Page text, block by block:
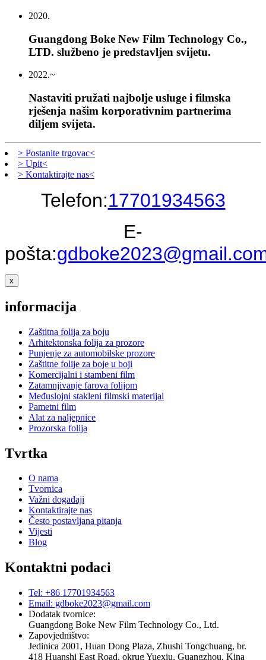
2020.
Guangdong Boke New Film Technology Co.,
LTD. službeno je predstavljen svijetu.
2022.~
Nastaviti pružati najbolje usluge i filmska
rješenja našim korporativnim partnerima
diljem svijeta.
> Postanite trgovac<
> Upit<
> Kontaktirajte nas<
Telefon:17701934563
E-
pošta:
x
informacija
Zaštitna folija za boju
Arhitektonska folija za prozore
Punjenje za automobilske prozore
Zaštitne folije za boje u boji
Komercijalni i stambeni film
Zatamnjivanje farova folijom
Međuslojni stakleni filmski materijal
Pametni film
Alat za naljepnice
Prozorska folija
Tvrtka
O nama
Tvornica
Važni događaji
Kontaktirajte nas
Često postavljana pitanja
Vijesti
Blog
Kontaktni podaci
Tel: +86 17701934563
Email: gdboke2023@gmail.com
Dodatak tvornice:
Guangdong Boke New Film Technology Co., Ltd.
Zapovjedništvo:
Jedinica 2001, Huan Dong Plaza, Zhushi Tongchuang, br.
418 Huanshi East Road, okrug Yuexiu, Guangzhou, Kina